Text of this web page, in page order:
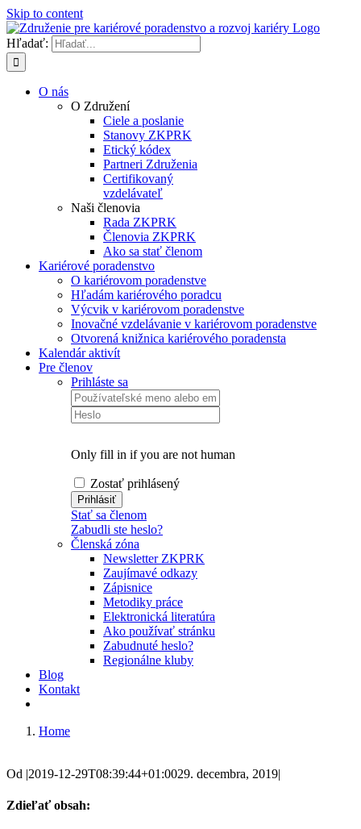
Skip to content
Hľadať:
O nás
O Združení
Ciele a poslanie
Stanovy ZKPRK
Etický kódex
Partneri Združenia
Certifikovaný
vzdelávateľ
Naši členovia
Rada ZKPRK
Členovia ZKPRK
Ako sa stať členom
Kariérové poradenstvo
O kariérovom poradenstve
Hľadám kariérového poradcu
Výcvik v kariérovom poradenstve
Inovačné vzdelávanie v kariérovom poradenstve
Otvorená knižnica kariérového poradensta
Kalendár aktivít
Pre členov
Prihláste sa
Only fill in if you are not human
Zostať prihlásený
Stať sa členom
Zabudli ste heslo?
Členská zóna
Newsletter ZKPRK
Zaujímavé odkazy
Zápisnice
Metodiky práce
Elektronická literatúra
Ako používať stránku
Zabudnuté heslo?
Regionálne kluby
Blog
Kontakt
Home
Od |2019-12-29T08:39:44+01:0029. decembra, 2019|
Zdieľať obsah: